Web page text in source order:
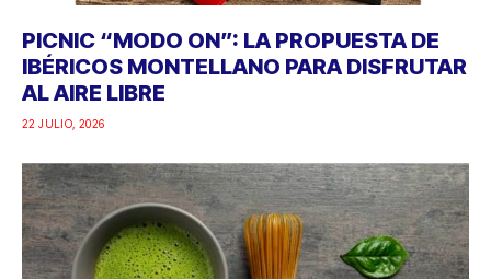
PICNIC “MODO ON”: LA PROPUESTA DE
IBÉRICOS MONTELLANO PARA DISFRUTAR
AL AIRE LIBRE
22 JULIO, 2026